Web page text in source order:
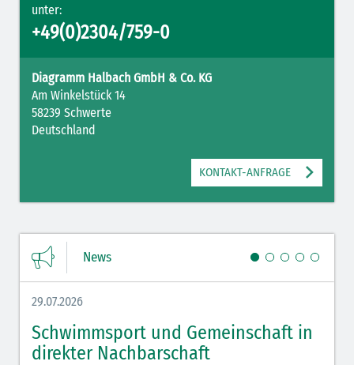
unter:
+49(0)2304/759-0
Diagramm Halbach GmbH & Co. KG
Am Winkelstück 14
58239 Schwerte
Deutschland
KONTAKT-ANFRAGE
News
29.07.2026
Schwimmsport und Gemeinschaft in
direkter Nachbarschaft